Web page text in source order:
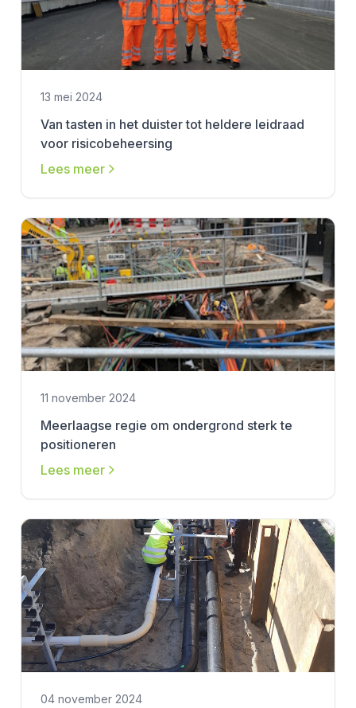
13 mei 2024
Van tasten in het duister tot heldere leidraad
voor risicobeheersing
Lees meer
11 november 2024
Meerlaagse regie om ondergrond sterk te
positioneren
Lees meer
04 november 2024